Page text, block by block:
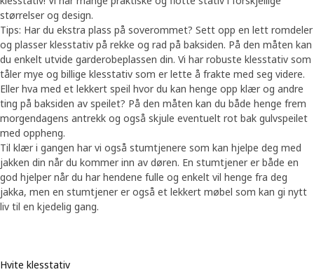
størrelser og design.
Tips: Har du ekstra plass på soverommet? Sett opp en lett romdeler
og plasser klesstativ på rekke og rad på baksiden. På den måten kan
du enkelt utvide garderobeplassen din. Vi har robuste klesstativ som
tåler mye og billige klesstativ som er lette å frakte med seg videre.
Eller hva med et lekkert speil hvor du kan henge opp klær og andre
ting på baksiden av speilet? På den måten kan du både henge frem
morgendagens antrekk og også skjule eventuelt rot bak gulvspeilet
med oppheng.
Til klær i gangen har vi også stumtjenere som kan hjelpe deg med
jakken din når du kommer inn av døren. En stumtjener er både en
god hjelper når du har hendene fulle og enkelt vil henge fra deg
jakka, men en stumtjener er også et lekkert møbel som kan gi nytt
liv til en kjedelig gang.
Hvite klesstativ